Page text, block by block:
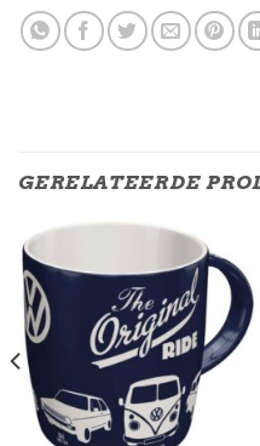
GERELATEERDE